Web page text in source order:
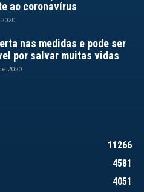
ao coronavírus
nas medidas e pode ser
por salvar muitas vidas
2020
11266
4581
4051